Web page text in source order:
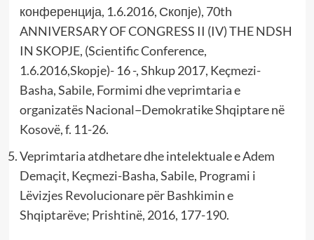
конференција, 1.6.2016, Скопје), 70th
ANNIVERSARY OF CONGRESS II (IV) THE NDSH
IN SKOPJE, (Scientific Conference,
1.6.2016,Skopje)- 16 -, Shkup 2017, Keçmezi-
Basha, Sabile, Formimi dhe veprimtaria e
organizatës Nacional−Demokratike Shqiptare në
Kosovë, f. 11-26.
Veprimtaria atdhetare dhe intelektuale e Adem
Demaçit, Keçmezi-Basha, Sabile, Programi i
Lëvizjes Revolucionare për Bashkimin e
Shqiptarëve; Prishtinë, 2016, 177-190.